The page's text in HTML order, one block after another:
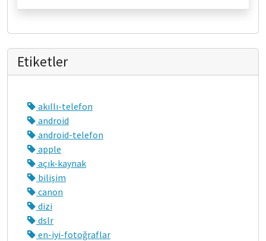
Etiketler
akıllı-telefon
android
android-telefon
apple
açık-kaynak
bilişim
canon
dizi
dslr
en-iyi-fotoğraflar